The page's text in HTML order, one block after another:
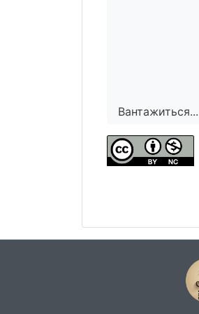
Вантажиться...
Вантажиться...